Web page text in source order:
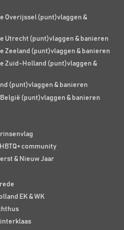
Overijssel (punt)vlaggen &
Utrecht (punt)vlaggen & banieren
Zeeland (punt)vlaggen & banieren
Zuid-Holland (punt)vlaggen &
(punt)vlaggen & banieren
België (punt)vlaggen & banieren
community
& Nieuw Jaar
EK & WK